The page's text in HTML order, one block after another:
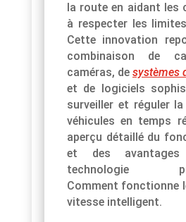
la route en aidant les
à respecter les
Cette innovation
combinaison de
caméras, de systèmes
et de logiciels
surveiller et réguler
véhicules en temps
aperçu détaillé du
et des
technologie
Comment fonctionne
vitesse intelligent.